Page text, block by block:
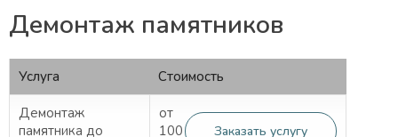
Демонтаж памятников
Услуга Стоимость
Демонтаж
памятника до
от
100
Заказать услугу